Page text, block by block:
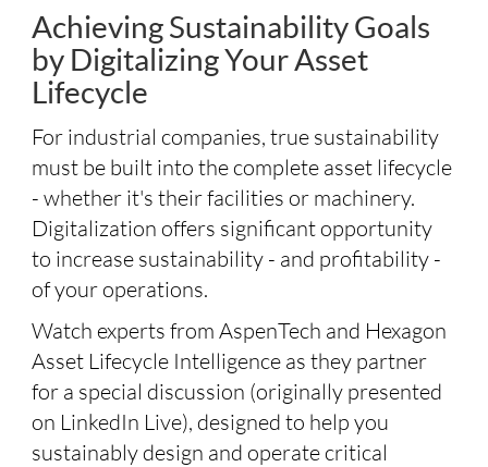
Achieving Sustainability Goals
by Digitalizing Your Asset
Lifecycle
For industrial companies, true sustainability
must be built into the complete asset lifecycle
- whether it's their facilities or machinery.
Digitalization offers significant opportunity
to increase sustainability - and profitability -
of your operations.
Watch experts from AspenTech and Hexagon
Asset Lifecycle Intelligence as they partner
for a special discussion (originally presented
on LinkedIn Live), designed to help you
sustainably design and operate critical